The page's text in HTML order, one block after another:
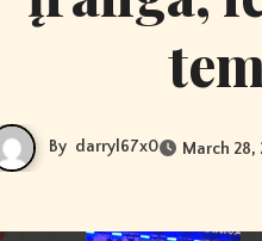
By darryl67x0 March 28,